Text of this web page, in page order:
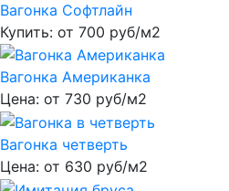
Вагонка Софтлайн
Купить: от 700 руб/м2
Вагонка Американка
Цена: от 730 руб/м2
Вагонка четверть
Цена: от 630 руб/м2